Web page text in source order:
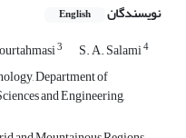
نویسندگان English
3 S. A. Salami4
Department of
and Engineering,